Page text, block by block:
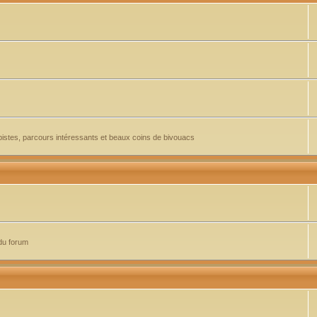
parcours intéressants et beaux coins de bivouacs
forum